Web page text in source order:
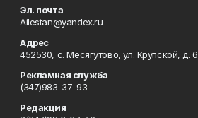
Эл. почта
Ailestan@yandex.ru
Адрес
452530, с. Месягутово, ул. Крупской, д. 6
Рекламная служба
(347)983-37-93
Редакция